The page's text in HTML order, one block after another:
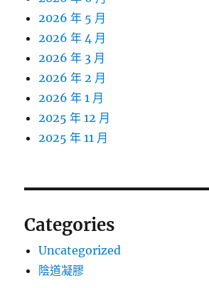
2026 年 5 月
2026 年 4 月
2026 年 3 月
2026 年 2 月
2026 年 1 月
2025 年 12 月
2025 年 11 月
Categories
Uncategorized
陰道凝膠